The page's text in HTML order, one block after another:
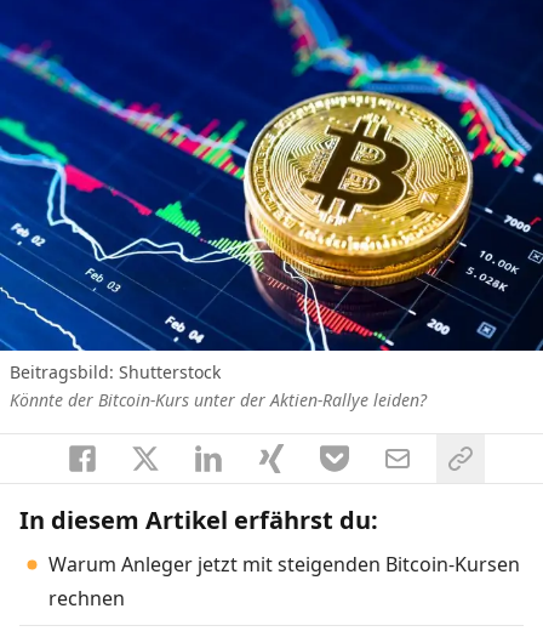
Beitragsbild: Shutterstock
Könnte der Bitcoin-Kurs unter der Aktien-Rallye leiden?
In diesem Artikel erfährst du:
Warum Anleger jetzt mit steigenden Bitcoin-Kursen
rechnen